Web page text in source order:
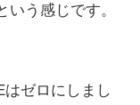
う感じです。
ゼロにしまし